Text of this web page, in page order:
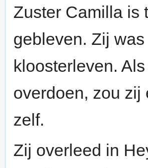
Zuster Camilla is
gebleven. Zij
kloosterleven.
overdoen, zou zij
zelf.
Zij overleed in